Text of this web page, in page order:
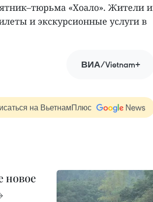
«Хоало». Жители и
и экскурсионные услуги в
ВИА/Vietnam+
на ВьетнамПлюс
новое